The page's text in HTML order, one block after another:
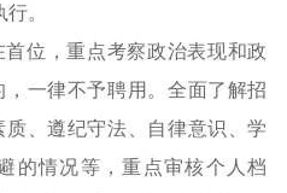
。
位，重点考察政治表现和政
一律不予聘用。全面了解招
、遵纪守法、自律意识、学
的情况等，重点审核个人档